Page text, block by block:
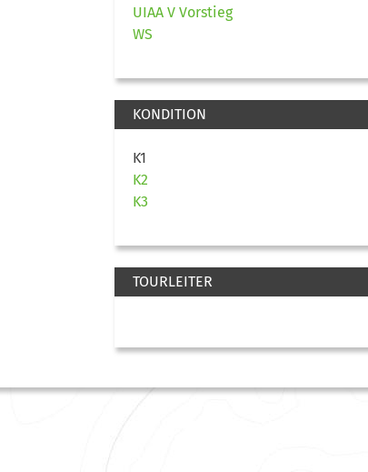
UIAA V Vorstieg
WS
KONDITION
K1
K2
K3
TOURLEITER